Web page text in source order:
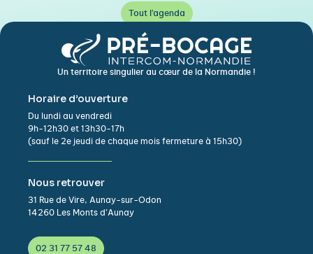
Tout l'agenda
Un territoire singulier au cœur de la Normandie !
Horaire d’ouverture
Du lundi au vendredi
9h-12h30 et 13h30-17h
(sauf le 2e jeudi de chaque mois fermeture à 15h30)
Nous retrouver
31 Rue de Vire, Aunay-sur-Odon
14260 Les Monts d’Aunay
02 31 77 57 48